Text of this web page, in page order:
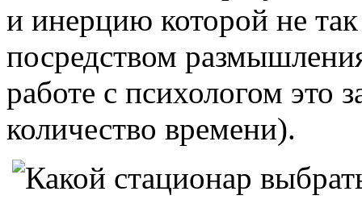
и инерцию которой не
посредством
работе с психологом это
количество времени).